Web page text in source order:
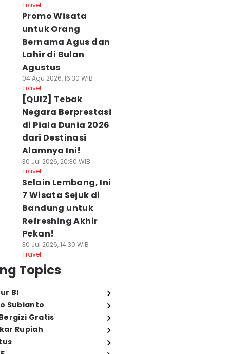
Travel
Promo Wisata
untuk Orang
Bernama Agus dan
Lahir di Bulan
Agustus
04 Agu 2026, 16:30 WIB
Travel
[QUIZ] Tebak
Negara Berprestasi
di Piala Dunia 2026
dari Destinasi
Alamnya Ini!
30 Jul 2026, 20:30 WIB
Travel
Selain Lembang, Ini
7 Wisata Sejuk di
Bandung untuk
Refreshing Akhir
Pekan!
30 Jul 2026, 14:30 WIB
Travel
Topics
BI
Subianto
Gratis
Rupiah